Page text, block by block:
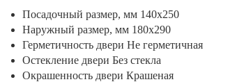
Посадочный размер, мм 140x250
Наружный размер, мм 180х290
Герметичность двери Не герметичная
Остекление двери Без стекла
Окрашенность двери Крашеная